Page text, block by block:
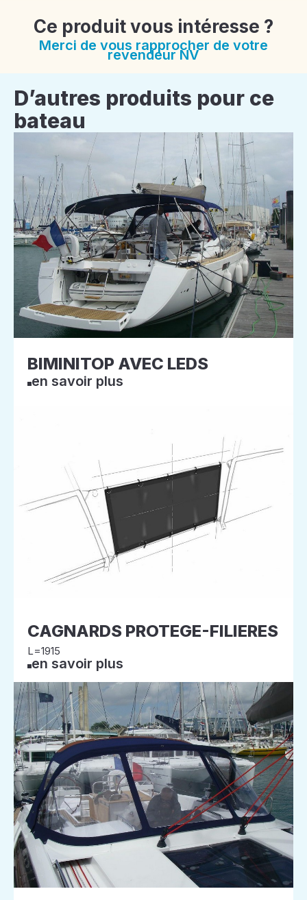
Ce produit vous intéresse ?
Merci de vous rapprocher de votre
revendeur NV
D’autres produits pour ce
bateau
BIMINITOP AVEC LEDS
en savoir plus
CAGNARDS PROTEGE-FILIERES
L=1915
en savoir plus